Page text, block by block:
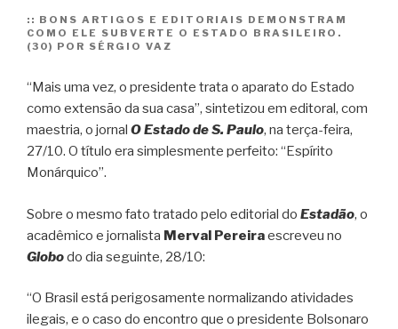
:: BONS ARTIGOS E EDITORIAIS DEMONSTRAM
COMO ELE SUBVERTE O ESTADO BRASILEIRO.
(30) POR SÉRGIO VAZ
“Mais uma vez, o presidente trata o aparato do Estado
como extensão da sua casa”, sintetizou em editoral, com
maestria, o jornal O Estado de S. Paulo, na terça-feira,
27/10. O título era simplesmente perfeito: “Espírito
Monárquico”.
Sobre o mesmo fato tratado pelo editorial do Estadão, o
acadêmico e jornalista Merval Pereiraescreveu no
Globodo dia seguinte, 28/10:
“O Brasil está perigosamente normalizando atividades
ilegais, e o caso do encontro que o presidente Bolsonaro